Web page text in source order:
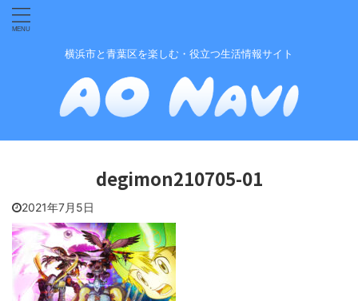
横浜市と青葉区を楽しむ・役立つ生活情報サイト
degimon210705-01
2021年7月5日